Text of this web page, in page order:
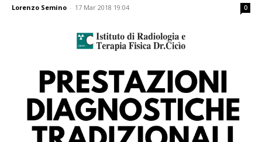
Lorenzo Semino - 17 Mar 2018 19:04 0